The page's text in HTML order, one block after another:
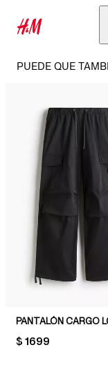
PUEDE QUE
PRICE:
$ 1699